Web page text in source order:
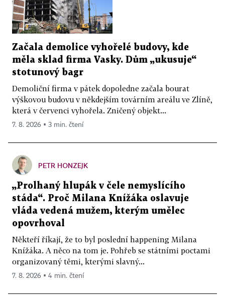
Začala demolice vyhořelé budovy, kde
měla sklad firma Vasky. Dům „ukusuje“
stotunový bagr
Demoliční firma v pátek dopoledne začala bourat
výškovou budovu v někdejším továrním areálu ve Zlíně,
která v červenci vyhořela. Zničený objekt...
7. 8. 2026 ▪ 3 min. čtení
PETR HONZEJK
„Prolhaný hlupák v čele nemyslícího
stáda“. Proč Milana Knížáka oslavuje
vláda vedená mužem, kterým umělec
opovrhoval
Někteří říkají, že to byl poslední happening Milana
Knížáka. A něco na tom je. Pohřeb se státními poctami
organizovaný těmi, kterými slavný...
7. 8. 2026 ▪ 4 min. čtení